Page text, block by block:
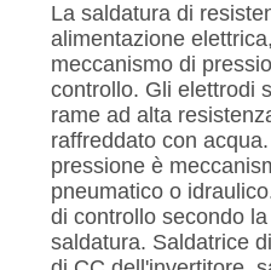
MAPPA
DEL
SITO
NORME
SULLA
La saldatura di
alimentazione
meccanismo di
controllo. Gli elettrodi
rame ad alta
raffreddato con
pressione è
pneumatico o
di controllo secondo
saldatura. Saldatrice